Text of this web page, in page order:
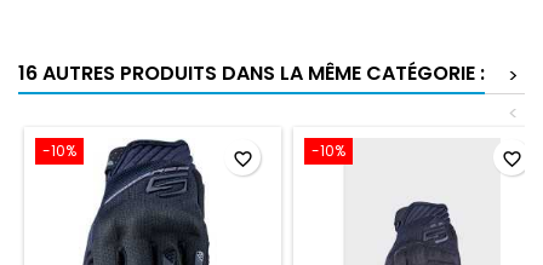
16 AUTRES PRODUITS DANS LA MÊME CATÉGORIE :
>
<
-10% favorite_border -10% favorite_border